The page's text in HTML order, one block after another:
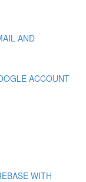
AND
ACCOUNT
WITH